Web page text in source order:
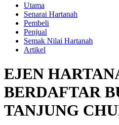
Utama
Senarai Hartanah
Pembeli
Penjual
Semak Nilai Hartanah
Artikel
EJEN
BERDAFTAR
TANJUNG